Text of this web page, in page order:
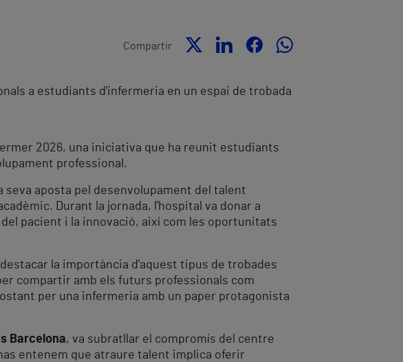
Compartir
a estudiants d'infermeria en un espai de trobada
2026, una iniciativa que ha reunit estudiants
professional.
seva aposta pel desenvolupament del talent
Durant la jornada, l'hospital va donar a
pacient i la innovació, així com les oportunitats
destacar la importància d'aquest tipus de trobades
compartir amb els futurs professionals com
per una infermeria amb un paper protagonista
Barcelona, va subratllar el compromís del centre
entenem que atraure talent implica oferir